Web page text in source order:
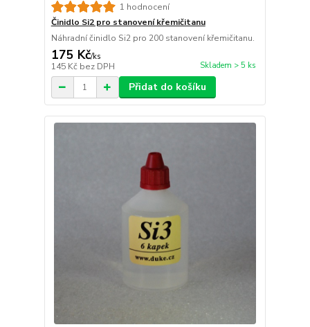
1 hodnocení
Činidlo Si2 pro stanovení křemičitanu
Náhradní činidlo Si2 pro 200 stanovení křemičitanu.
175 Kč/ks
145 Kč bez DPH Skladem > 5 ks
Přidat do košíku